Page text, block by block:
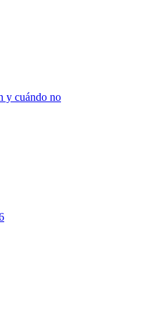
y cuándo no